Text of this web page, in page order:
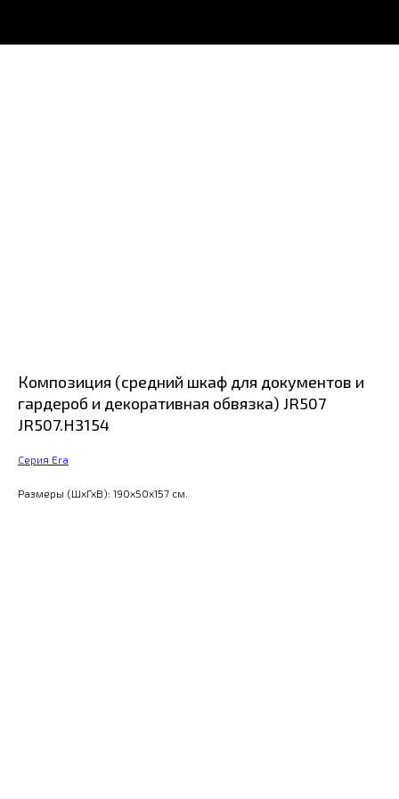
Композиция (средний шкаф для документов и
гардероб и декоративная обвязка) JR507
JR507.H3154
Серия Era
Размеры (ШхГхВ): 190x50x157 см.